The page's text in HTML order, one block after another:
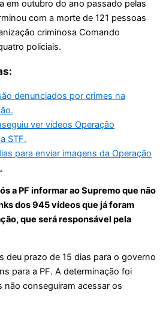
em outubro do ano passado pelas
com a morte de 121 pessoas
criminosa Comando
policiais.
denunciados por crimes na
ver vídeos Operação
STF.
para enviar imagens da Operação
a PF informar ao Supremo que não
dos 945 vídeos que já foram
que será responsável pela
deu prazo de 15 dias para o governo
para a PF. A determinação foi
não conseguiram acessar os